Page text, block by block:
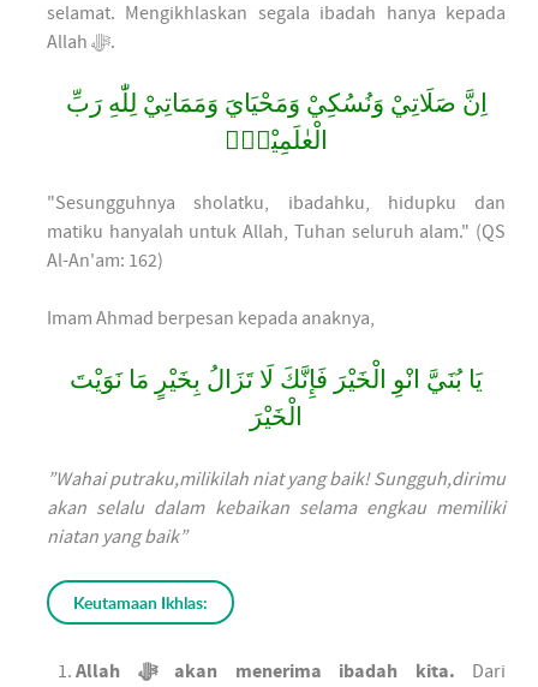
selamat. Mengikhlaskan segala ibadah hanya kepada
Allah ﷻ.
اِنَّ صَلَاتِيْ وَنُسُكِيْ وَمَحْيَايَ وَمَمَاتِيْ لِلّٰهِ رَبِّ
الْعٰلَمِيْنَۙ
"Sesungguhnya sholatku, ibadahku, hidupku dan
matiku hanyalah untuk Allah, Tuhan seluruh alam." (QS
Al-An'am: 162)
Imam Ahmad berpesan kepada anaknya,
يَا بُنَيَّ انْوِ الْخَيْرَ فَإِنَّكَ لَا تَزَالُ بِخَيْرٍ مَا نَوَيْتَ
الْخَيْرَ
”Wahai putraku,milikilah niat yang baik! Sungguh,dirimu
akan selalu dalam kebaikan selama engkau memiliki
niatan yang baik”
Keutamaan Ikhlas:
Allah ﷻ akan menerima ibadah kita. Dari